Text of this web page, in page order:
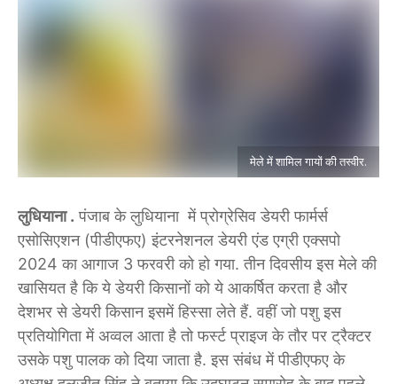
मेले में शामिल गायों की तस्वीर.
लुधियाना . पंजाब के लुधियाना में प्रोग्रेसिव डेयरी फार्मर्स
एसोसिएशन (पीडीएफए) इंटरनेशनल डेयरी एंड एग्री एक्सपो
2024 का आगाज 3 फरवरी को हो गया. तीन दिवसीय इस मेले की
खासियत है कि ये डेयरी किसानों को ये आकर्षित करता है और
देशभर से डेयरी किसान इसमें हिस्सा लेते हैं. वहीं जो पशु इस
प्रतियोगिता में अव्वल आता है तो फर्स्ट प्राइज के तौर पर ट्रैक्टर
उसके पशु पालक को दिया जाता है. इस संबंध में पीडीएफए के